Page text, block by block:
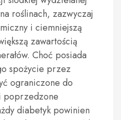
roślinach, zazwyczaj
i ciemniejszą
zawartością
Choć posiada
spożycie przez
ograniczone do
poprzedzone
diabetyk powinien